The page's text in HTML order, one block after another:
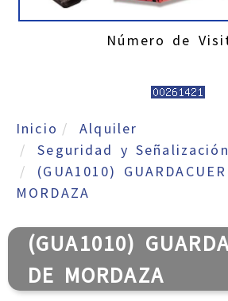
Número de
Inicio
Alquiler
Seguridad y Señalización
(GUA1010)
MORDAZA
(GUA1010)
DE MORDAZA